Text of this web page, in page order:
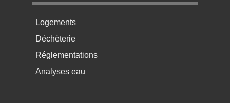
Menu pratique bas de page 2
Logements
Déchèterie
Réglementations
Analyses eau